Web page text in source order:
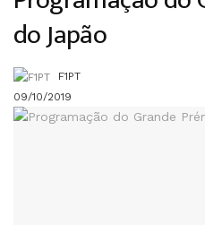
do Japão
F1PT
09/10/2019